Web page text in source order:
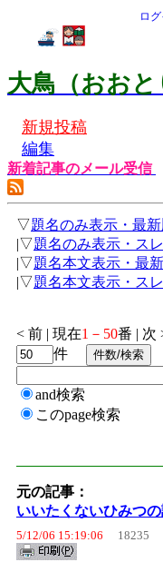
ロ
大鳥（おお
新規投稿
編集
新着記事のメール受信
▽題名のみ表示・最
|▽題名のみ表示・ス
|▽題名本文表示・最
|▽題名本文表示・ス
< 前 | 現在1－50番 | 次
件
and検索
このpage検索
元の記事：
いいたくないひみつ
5/12/06 15:19:06
18235